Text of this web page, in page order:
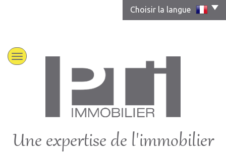
Choisir la langue
Une expertise de l'immobilier